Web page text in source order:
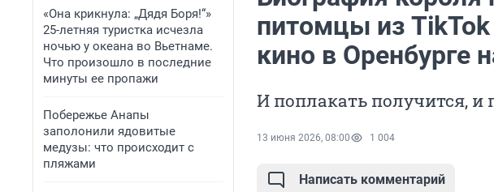
«Она крикнула: „Дядя Боря!“»
25-летняя туристка исчезла
ночью у океана во Вьетнаме.
Что произошло в последние
минуты ее пропажи
Побережье Анапы
заполонили ядовитые
медузы: что происходит с
пляжами
питомцы из
кино в Оренбурге
И поплакать получится,
13 июня 2026, 08:00 1 004
Написать комментарий